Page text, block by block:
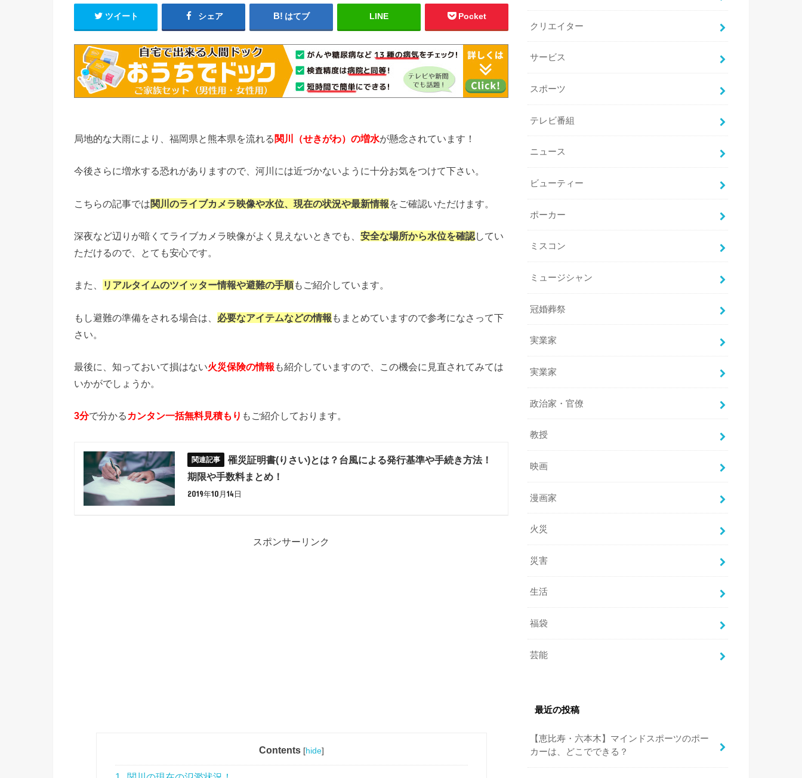
ツイート シェア はてブ LINE Pocket
局地的な大雨により、福岡県と熊本県を流れる 関川 （せきがわ）の増水が懸念されています！
今後さらに増水する恐れがありますので、河川には近づかないように十分お気をつけて下さい。
こちらの記事では関川のライブカメラ映像や水位、現在の状況や最新情報をご確認いただけます。
深夜など辺りが暗くてライブカメラ映像がよく見えないときでも、 安全な場所から水位を確認してい
ただけるので、とても安心です。
また、 リアルタイムのツイッター情報や避難の手順もご紹介しています。
もし避難の準備をされる場合は、 必要なアイテムなどの情報 もまとめていますので参考になさって下
さい。
最後に、知っておいて損はない火災保険の情報 も紹介していますので、この機会に見直されてみては
いかがでしょうか。
3分で分かる カンタン一括無料見積もり もご紹介しております。
罹災証明書(りさい)とは？台風による発行基準や手続き方法！
期限や手数料まとめ！
2019年10月14日
スポンサーリンク
Contents [hide]
クリエイター
サービス
スポーツ
テレビ番組
ニュース
ビューティー
ポーカー
ミスコン
ミュージシャン
冠婚葬祭
実業家
実業家
政治家・官僚
教授
映画
漫画家
火災
災害
生活
福袋
芸能
最近の投稿
【恵比寿・六本木】マインドスポーツのポー
カーは、どこでできる？